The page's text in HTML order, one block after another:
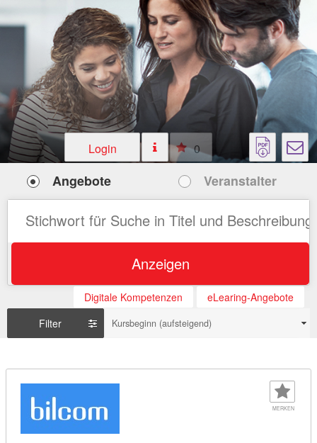
Login 0
Angebote Veranstalter
Anzeigen
Digitale Kompetenzen
eLearing-Angebote
Filter
Kursbeginn (aufsteigend)
MERKEN